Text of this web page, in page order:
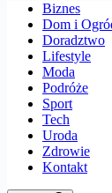
Biznes
Dom i
Doradztwo
Lifestyle
Moda
Podróże
Sport
Tech
Uroda
Zdrowie
Kontakt